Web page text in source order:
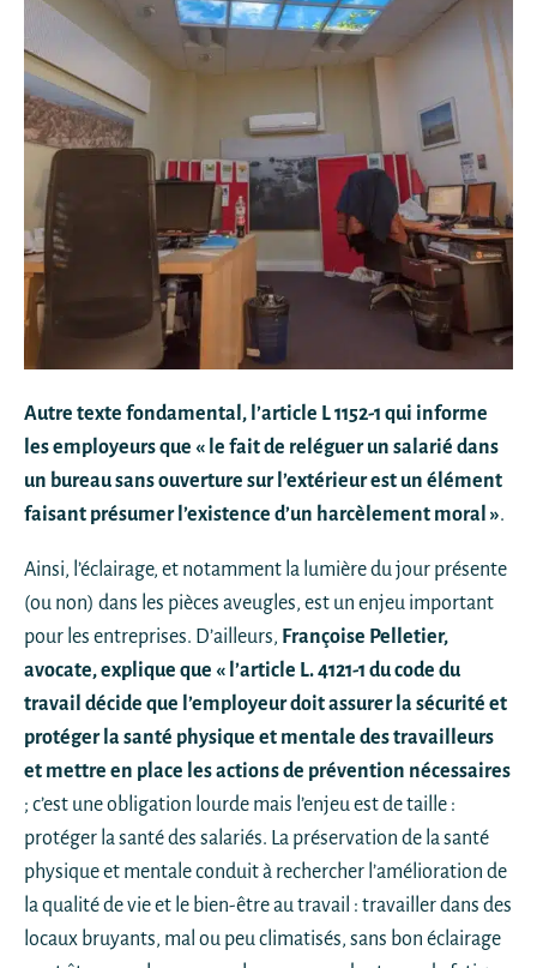
Autre texte fondamental, l’article L 1152-1 qui informe
les employeurs que « le fait de reléguer un salarié dans
un bureau sans ouverture sur l’extérieur est un élément
faisant présumer l’existence d’un harcèlement moral ».
Ainsi, l’éclairage, et notamment la lumière du jour présente
(ou non) dans les pièces aveugles, est un enjeu important
pour les entreprises. D’ailleurs, Françoise Pelletier,
avocate, explique que « l’article L. 4121-1 du code du
travail décide que l’employeur doit assurer la sécurité et
protéger la santé physique et mentale des travailleurs
et mettre en place les actions de prévention nécessaires
; c’est une obligation lourde mais l’enjeu est de taille :
protéger la santé des salariés. La préservation de la santé
physique et mentale conduit à rechercher l’amélioration de
la qualité de vie et le bien-être au travail : travailler dans des
locaux bruyants, mal ou peu climatisés, sans bon éclairage